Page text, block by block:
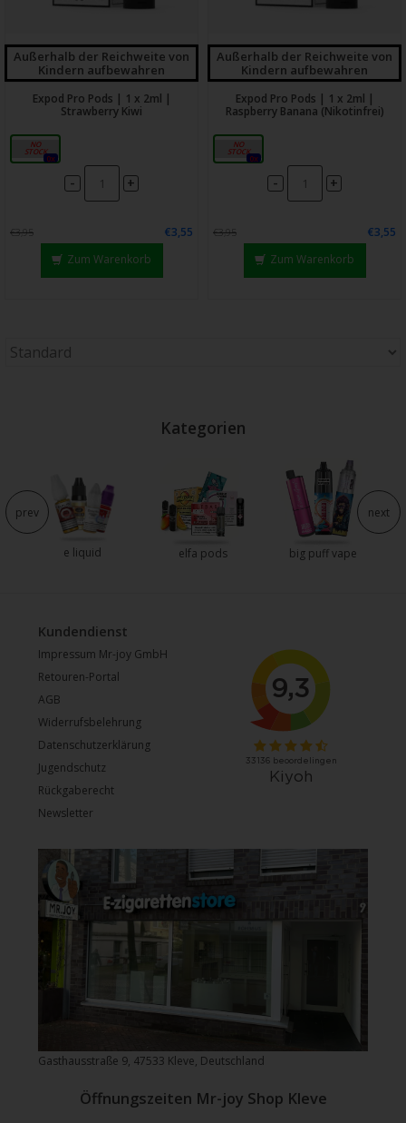
Außerhalb der Reichweite von
Kindern aufbewahren
Expod Pro Pods | 1 x 2ml |
Strawberry Kiwi
20mg
0x
- +
€3,95
€3,55
Zum Warenkorb
Außerhalb der Reichweite von
Kindern aufbewahren
Expod Pro Pods | 1 x 2ml |
Raspberry Banana (Nikotinfrei)
0mg
0x
- +
€3,95
€3,55
Zum Warenkorb
Kategorien
e liquid elfa pods big puff vape
prev next
Kundendienst
Impressum Mr-joy GmbH
Retouren-Portal
AGB
Widerrufsbelehrung
Datenschutzerklärung
Jugendschutz
Rückgaberecht
Newsletter
Gasthausstraße 9, 47533 Kleve, Deutschland
Öffnungszeiten Mr-joy Shop Kleve